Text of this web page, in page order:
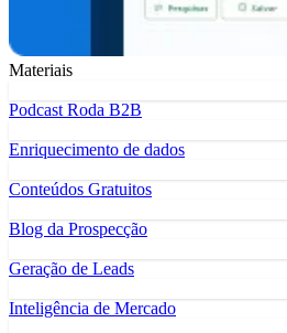
Materiais
Podcast Roda B2B
Enriquecimento de dados
Conteúdos Gratuitos
Blog da Prospecção
Geração de Leads
Inteligência de Mercado